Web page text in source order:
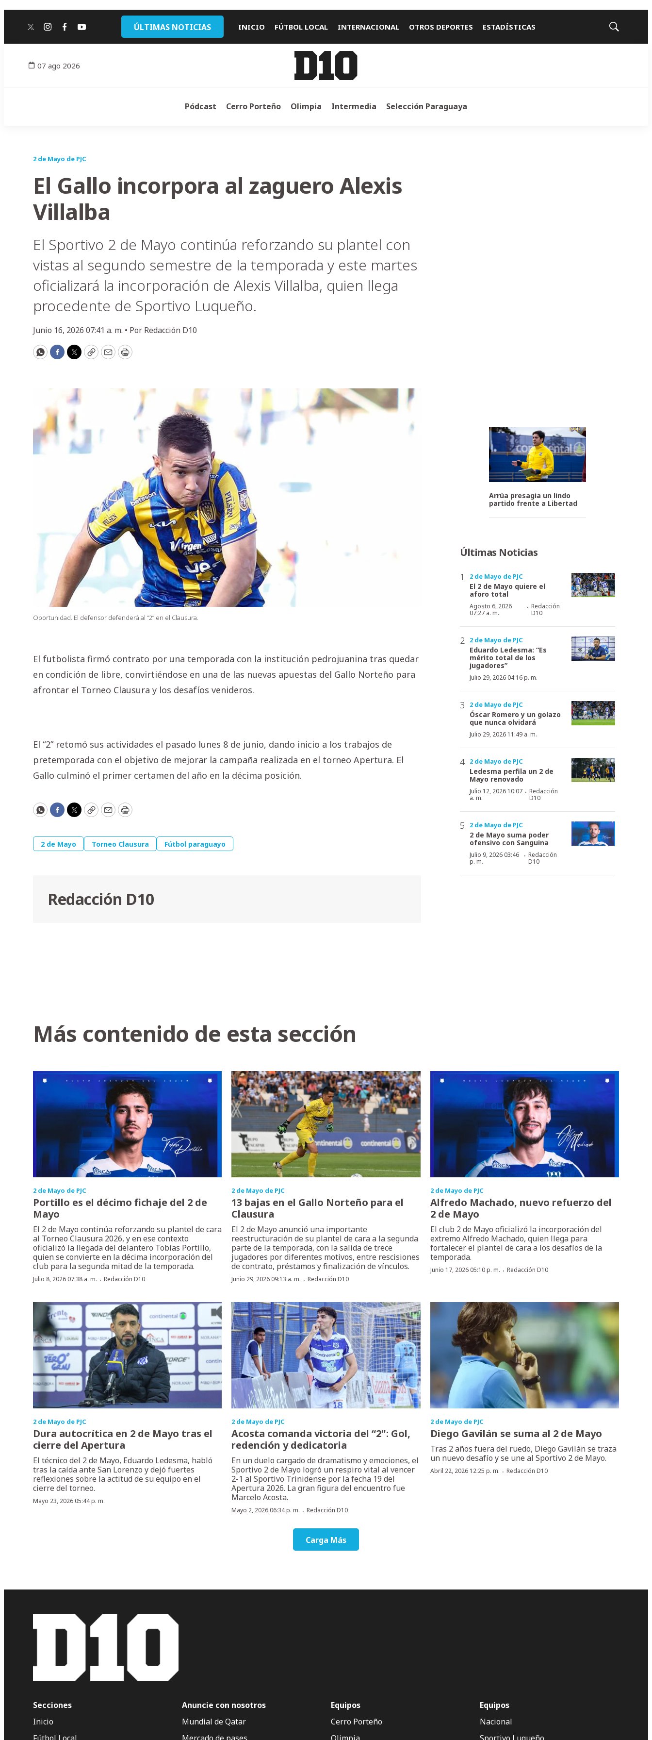
twitterinstagram
facebook
youtube ÚLTIMAS NOTICIAS INICIO FÚTBOL LOCAL INTERNACIONAL OTROS DEPORTES ESTADÍSTICAS
Mostrar
07 ago 2026
Pódcast Cerro Porteño Olimpia Intermedia Selección Paraguaya
2 de Mayo de PJC
El Gallo incorpora al zaguero Alexis
Villalba
El Sportivo 2 de Mayo continúa reforzando su plantel con
vistas al segundo semestre de la temporada y este martes
oficializará la incorporación de Alexis Villalba, quien llega
procedente de Sportivo Luqueño.
Junio 16, 2026 07:41 a. m. • Por Redacción D10
WhatsApp
Facebook
Twitter
CopyEmailPrint
Oportunidad. El defensor defenderá al “2” en el Clausura.
El futbolista firmó contrato por una temporada con la institución pedrojuanina tras quedar
en condición de libre, convirtiéndose en una de las nuevas apuestas del Gallo Norteño para
afrontar el Torneo Clausura y los desafíos venideros.
El “2” retomó sus actividades el pasado lunes 8 de junio, dando inicio a los trabajos de
pretemporada con el objetivo de mejorar la campaña realizada en el torneo Apertura. El
Gallo culminó el primer certamen del año en la décima posición.
WhatsApp
Facebook
Twitter
CopyEmailPrint
2 de Mayo Torneo Clausura Fútbol paraguayo
Redacción D10
Arrúa presagia un lindo
partido frente a Libertad
Últimas Noticias
2 de Mayo de PJC
El 2 de Mayo quiere el
aforo total
Agosto 6, 2026
07:27 a. m.
· Redacción
D10
2 de Mayo de PJC
Eduardo Ledesma: “Es
mérito total de los
jugadores”
Julio 29, 2026 04:16 p. m.
2 de Mayo de PJC
Óscar Romero y un golazo
que nunca olvidará
Julio 29, 2026 11:49 a. m.
2 de Mayo de PJC
Ledesma perfila un 2 de
Mayo renovado
Julio 12, 2026 10:07
a. m.
·Redacción
D10
2 de Mayo de PJC
2 de Mayo suma poder
ofensivo con Sanguina
Julio 9, 2026 03:46
p. m.
·Redacción
D10
Más contenido de esta sección
2 de Mayo de PJC
Portillo es el décimo fichaje del 2 de
Mayo
El 2 de Mayo continúa reforzando su plantel de cara
al Torneo Clausura 2026, y en ese contexto
oficializó la llegada del delantero Tobías Portillo,
quien se convierte en la décima incorporación del
club para la segunda mitad de la temporada.
Julio 8, 2026 07:38 a. m. · Redacción D10
2 de Mayo de PJC
13 bajas en el Gallo Norteño para el
Clausura
El 2 de Mayo anunció una importante
reestructuración de su plantel de cara a la segunda
parte de la temporada, con la salida de trece
jugadores por diferentes motivos, entre rescisiones
de contrato, préstamos y finalización de vínculos.
Junio 29, 2026 09:13 a. m. ·Redacción D10
2 de Mayo de PJC
Alfredo Machado, nuevo refuerzo del
2 de Mayo
El club 2 de Mayo oficializó la incorporación del
extremo Alfredo Machado, quien llega para
fortalecer el plantel de cara a los desafíos de la
temporada.
Junio 17, 2026 05:10 p. m. · Redacción D10
2 de Mayo de PJC
Dura autocrítica en 2 de Mayo tras el
cierre del Apertura
El técnico del 2 de Mayo, Eduardo Ledesma, habló
tras la caída ante San Lorenzo y dejó fuertes
reflexiones sobre la actitud de su equipo en el
cierre del torneo.
Mayo 23, 2026 05:44 p. m.
2 de Mayo de PJC
Acosta comanda victoria del “2": Gol,
redención y dedicatoria
En un duelo cargado de dramatismo y emociones, el
Sportivo 2 de Mayo logró un respiro vital al vencer
2-1 al Sportivo Trinidense por la fecha 19 del
Apertura 2026. La gran figura del encuentro fue
Marcelo Acosta.
Mayo 2, 2026 06:34 p. m. ·Redacción D10
2 de Mayo de PJC
Diego Gavilán se suma al 2 de Mayo
Tras 2 años fuera del ruedo, Diego Gavilán se traza
un nuevo desafío y se une al Sportivo 2 de Mayo.
Abril 22, 2026 12:25 p. m. · Redacción D10
Carga Más
Secciones
Inicio
Anuncie con nosotros
Mundial de Qatar
Equipos
Cerro Porteño
Equipos
Nacional